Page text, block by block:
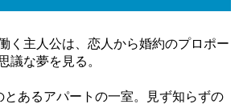
く主人公は、恋人から婚約のプロポー
議な夢を見る。
とあるアパートの一室。見ず知らずの